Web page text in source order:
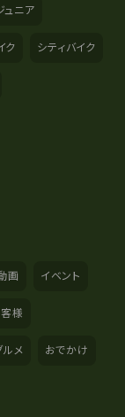
ュニア
ク シティバイク
画 イベント
様
ルメ おでかけ